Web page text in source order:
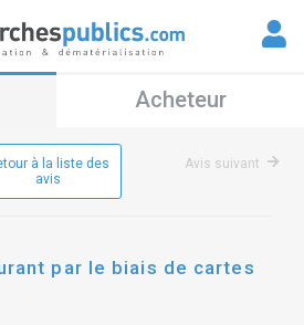
Acheteur
à la liste des
avis
Avis suivant
par le biais de cartes